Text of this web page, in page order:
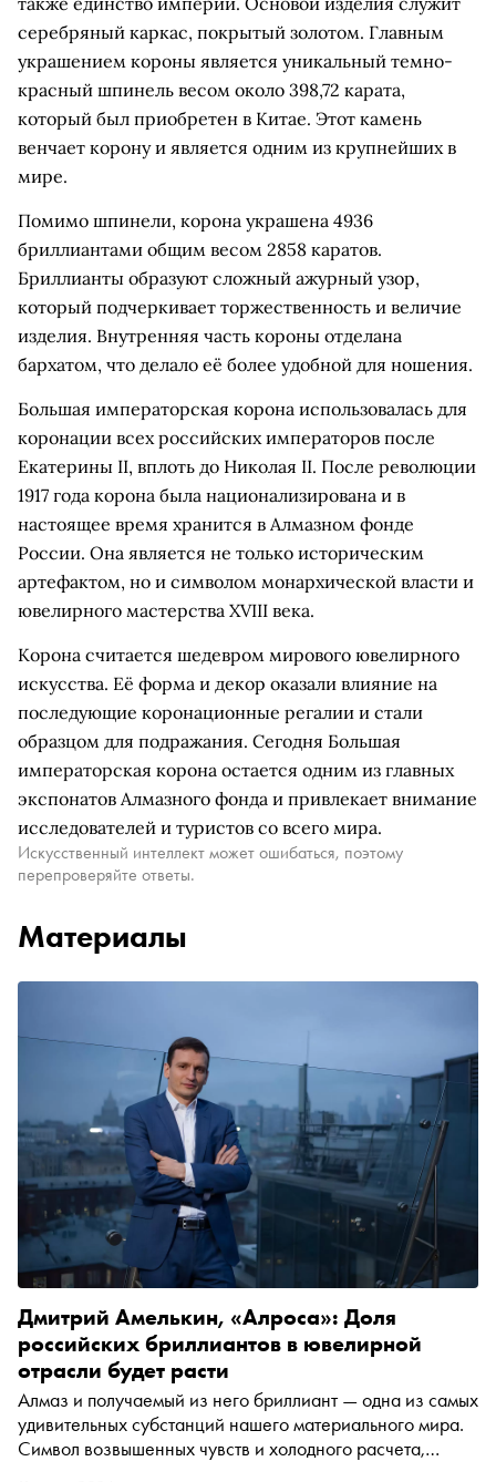
серебряный каркас, покрытый золотом. Главным
украшением короны является уникальный темно-
красный шпинель весом около 398,72 карата,
который был приобретен в Китае. Этот камень
венчает корону и является одним из крупнейших в
мире.
Помимо шпинели, корона украшена 4936
бриллиантами общим весом 2858 каратов.
Бриллианты образуют сложный ажурный узор,
который подчеркивает торжественность и величие
изделия. Внутренняя часть короны отделана
бархатом, что делало её более удобной для ношения.
Большая императорская корона использовалась для
коронации всех российских императоров после
Екатерины II, вплоть до Николая II. После революции
1917 года корона была национализирована и в
настоящее время хранится в Алмазном фонде
России. Она является не только историческим
артефактом, но и символом монархической власти и
ювелирного мастерства XVIII века.
Корона считается шедевром мирового ювелирного
искусства. Её форма и декор оказали влияние на
последующие коронационные регалии и стали
образцом для подражания. Сегодня Большая
императорская корона остается одним из главных
экспонатов Алмазного фонда и привлекает внимание
исследователей и туристов со всего мира.
Искусственный интеллект может ошибаться, поэтому
перепроверяйте ответы.
Материалы
Дмитрий Амелькин, «Алроса»: Доля
российских бриллиантов в ювелирной
отрасли будет расти
Алмаз и получаемый из него бриллиант — одна из самых
удивительных субстанций нашего материального мира.
Символ возвышенных чувств и холодного расчета,